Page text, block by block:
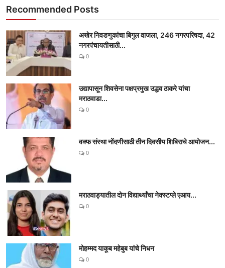
Recommended Posts
अखेर निवडणुकांचा बिगुल वाजला, 246 नगरपरिषदा, 42
नगरपंचायतीसाठी...
0
उद्यापासून शिवसेना पक्षप्रमुख उद्धव ठाकरे यांचा
मराठवाडा...
0
वक्फ संस्था नोंदणीसाठी तीन दिवसीय शिबिराचे आयोजन...
0
मराठवाड्यातील दोन विद्यार्थ्यांचा नेक्स्टप्ले एआय...
0
मोहम्मद याकूब महेबुब यांचे निधन
0